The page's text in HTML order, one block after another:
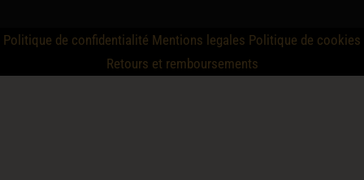
Politique de confidentialité Mentions legales Politique de cookies
Retours et remboursements